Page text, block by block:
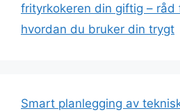
frityrkokeren din giftig – råd
hvordan du bruker din trygt
Smart planlegging av